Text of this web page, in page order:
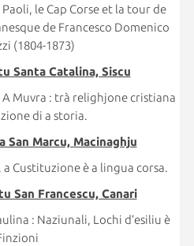
le Cap Corse et la tour de
de Francesco Domenico
(1804-1873)
Santa Catalina, Siscu
Muvra : trà relighjone cristiana
di a storia.
San Marcu, Macinaghju
Custituzione è a lingua corsa.
San Francescu, Canari
: Naziunali, Lochi d’esiliu è